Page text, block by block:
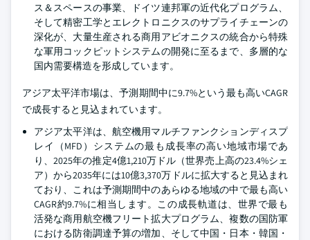
ス＆スペースの事業、ドイツ連邦軍の近代化プログラム、
そして精密工学とエレクトロニクスのサプライチェーンの
深化が、大量生産される商用アビオニクスの統合から特殊
な軍用コックピットシステムの開発に至るまで、多層的な
国内需要構造を形成しています。
アジア太平洋市場は、予測期間中に9.7%という最も高いCAGR
で成長すると見込まれています。
アジア太平洋は、航空機用マルチファンクションディスプ
レイ（MFD）システムの最も成長率の高い地域市場であ
り、2025年の推定4億1,210万ドル（世界売上高の23.4%シェ
ア）から2035年には10億3,370万ドルに拡大すると見込まれ
ており、これは予測期間中のあらゆる地域の中で最も高い
CAGR約9.7%に相当します。この成長軌道は、世界で最も
活発な商用航空機フリート拡大プログラム、複数の国防軍
における防衛調達予算の増加、そして中国・日本・韓国・